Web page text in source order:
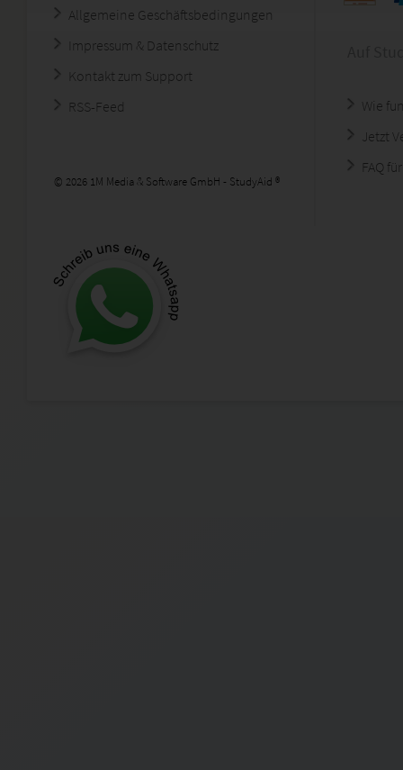
Allgemeine Geschäftsbedingungen
Impressum & Datenschutz
Kontakt zum Support
RSS-Feed
© 2026 1M Media & Software GmbH - StudyAid ®
Wie
Jetzt
FAQ